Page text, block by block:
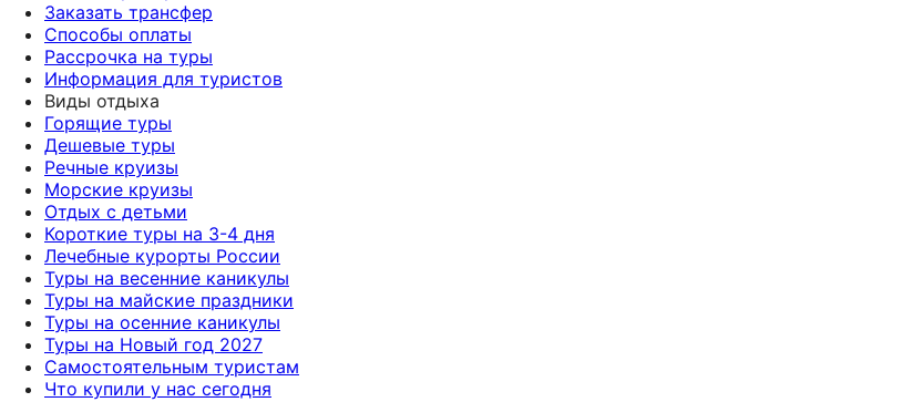
Заказать трансфер
Способы оплаты
Рассрочка на туры
Информация для туристов
Виды отдыха
Горящие туры
Дешевые туры
Речные круизы
Морские круизы
Отдых с детьми
Короткие туры на 3-4 дня
Лечебные курорты России
Туры на весенние каникулы
Туры на майские праздники
Туры на осенние каникулы
Туры на Новый год 2027
Самостоятельным туристам
Что купили у нас сегодня